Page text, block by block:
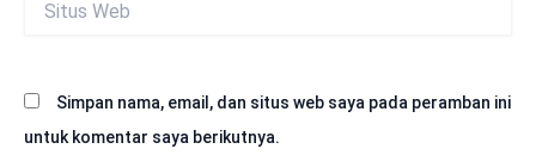
Web
Simpan nama, email, dan situs web saya pada peramban ini
untuk komentar saya berikutnya.